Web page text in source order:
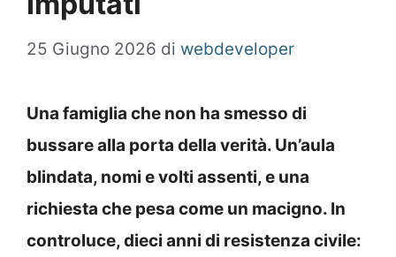
25 Giugno 2026 di webdeveloper
Una famiglia che non ha smesso di
bussare alla porta della verità. Un’aula
blindata, nomi e volti assenti, e una
richiesta che pesa come un macigno. In
controluce, dieci anni di resistenza civile: